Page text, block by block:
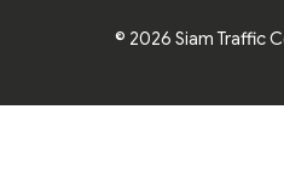
© 2026 Siam Traffic